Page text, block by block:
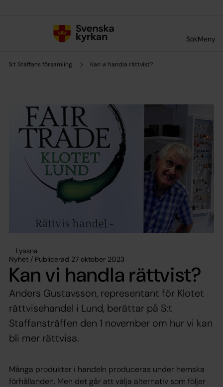
SökMeny
S:t Staffans församling Kan vi handla rättvist?
Lyssna
Nyhet / Publicerad 27 oktober 2023
Kan vi handla rättvist?
Anders Gustavsson, representant för Klotet
rättvisehandel i Lund, berättar på S:t
Staffansträffen den 1 november om hur vi kan
bli mer rättvisa.
Många produkter i handeln produceras under hemska
förhållanden. Men det går att välja alternativ som följer